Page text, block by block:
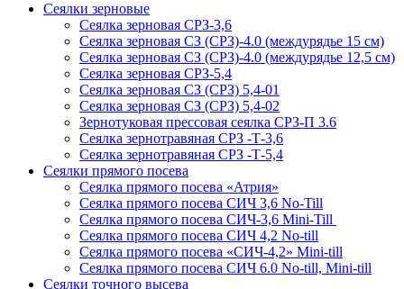
Сеялки зерновые
Сеялка зерновая СРЗ-3,6
Сеялка зерновая СЗ (СРЗ)-4.0 (междурядье 15 см)
Сеялка зерновая СЗ (СРЗ)-4.0 (междурядье 12,5 см)
Сеялка зерновая СРЗ-5,4
Сеялка зерновая СЗ (СРЗ) 5,4-01
Сеялка зерновая СЗ (СРЗ) 5,4-02
Зернотуковая прессовая сеялка СРЗ-П 3.6
Сеялка зернотравяная СРЗ -Т-3,6
Сеялка зернотравяная СРЗ -Т-5,4
Сеялки прямого посева
Сеялка прямого посева «Атрия»
Сеялка прямого посева СИЧ 3,6 No-Till
Сеялка прямого посева СИЧ-3,6 Mini-Till
Сеялка прямого посева СИЧ 4,2 No-till
Сеялка прямого посева «СИЧ-4,2» Mini-till
Сеялка прямого посева СИЧ 6.0 No-till, Mini-till
Сеялки точного высева